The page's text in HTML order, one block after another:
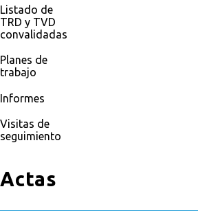
Listado de
TRD y TVD
convalidadas
Planes de
trabajo
Informes
Visitas de
seguimiento
Actas